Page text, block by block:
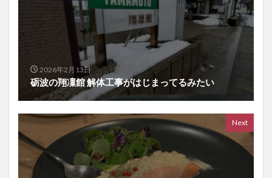
2026年2月13日
砺波の翔凜館 解体工事がはじまってるみたい
Next